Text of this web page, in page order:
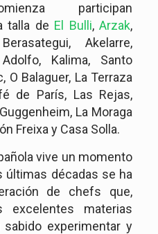
participan
talla de El Bulli,Arzak,
Akelarre,
Kalima, Santo
O Balaguer, La Terraza
de París, Las Rejas,
La Moraga
Freixa y Casa Solla.
vive un momento
últimas décadas se ha
de chefs que,
materias
experimentar y